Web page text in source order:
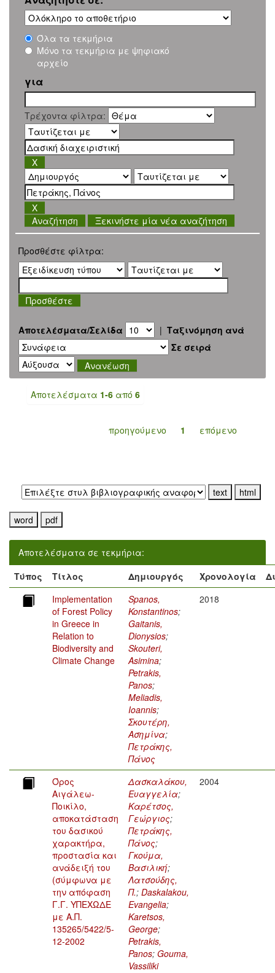
Όλα τα τεκμήρια
Μόνο τα τεκμήρια με ψηφιακό
αρχείο
για
Τρέχοντα φίλτρα:
Ξεκινήστε μία νέα αναζήτηση
Προσθέστε φίλτρα:
Αποτελέσματα/Σελίδα | Ταξινόμηση ανά
Σε σειρά
Αποτελέσματα 1-6 από 6
προηγούμενο 1 επόμενο
Αποτελέσματα σε τεκμήρια:
Τύπος
Τίτλος Δημιουργός Χρονολογία
Implementation
of Forest Policy
in Greece in
Relation to
Biodiversity and
Climate Change
Spanos,
Konstantinos;
Gaitanis,
Dionysios;
Skouteri,
Asimina;
Petrakis,
Panos;
Meliadis,
Ioannis;
Σκουτέρη,
Ασημίνα;
Πετράκης,
Πάνος
2018
Όρος
Αιγάλεω-
Ποικίλο,
αποκατάσταση
του δασικού
χαρακτήρα,
προστασία και
ανάδειξή του
(σύμφωνα με
την απόφαση
Γ.Γ. ΥΠΕΧΩΔΕ
με Α.Π.
135265/5422/5-
12-2002
Δασκαλάκου,
Ευαγγελία;
Καρέτσος,
Γεώργιος;
Πετράκης,
Πάνος;
Γκούμα,
Βασιλική;
Λατσούδης,
Π.; Daskalakou,
Evangelia;
Karetsos,
George;
Petrakis,
Panos; Gouma,
Vassiliki
2004